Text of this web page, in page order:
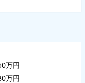
万円
万円